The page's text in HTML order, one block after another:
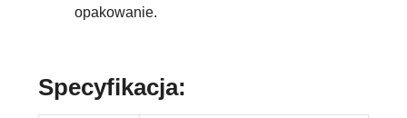
opakowanie.
Specyfikacja: